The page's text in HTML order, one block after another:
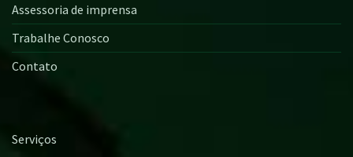
Assessoria de imprensa
Trabalhe Conosco
Contato
Serviços